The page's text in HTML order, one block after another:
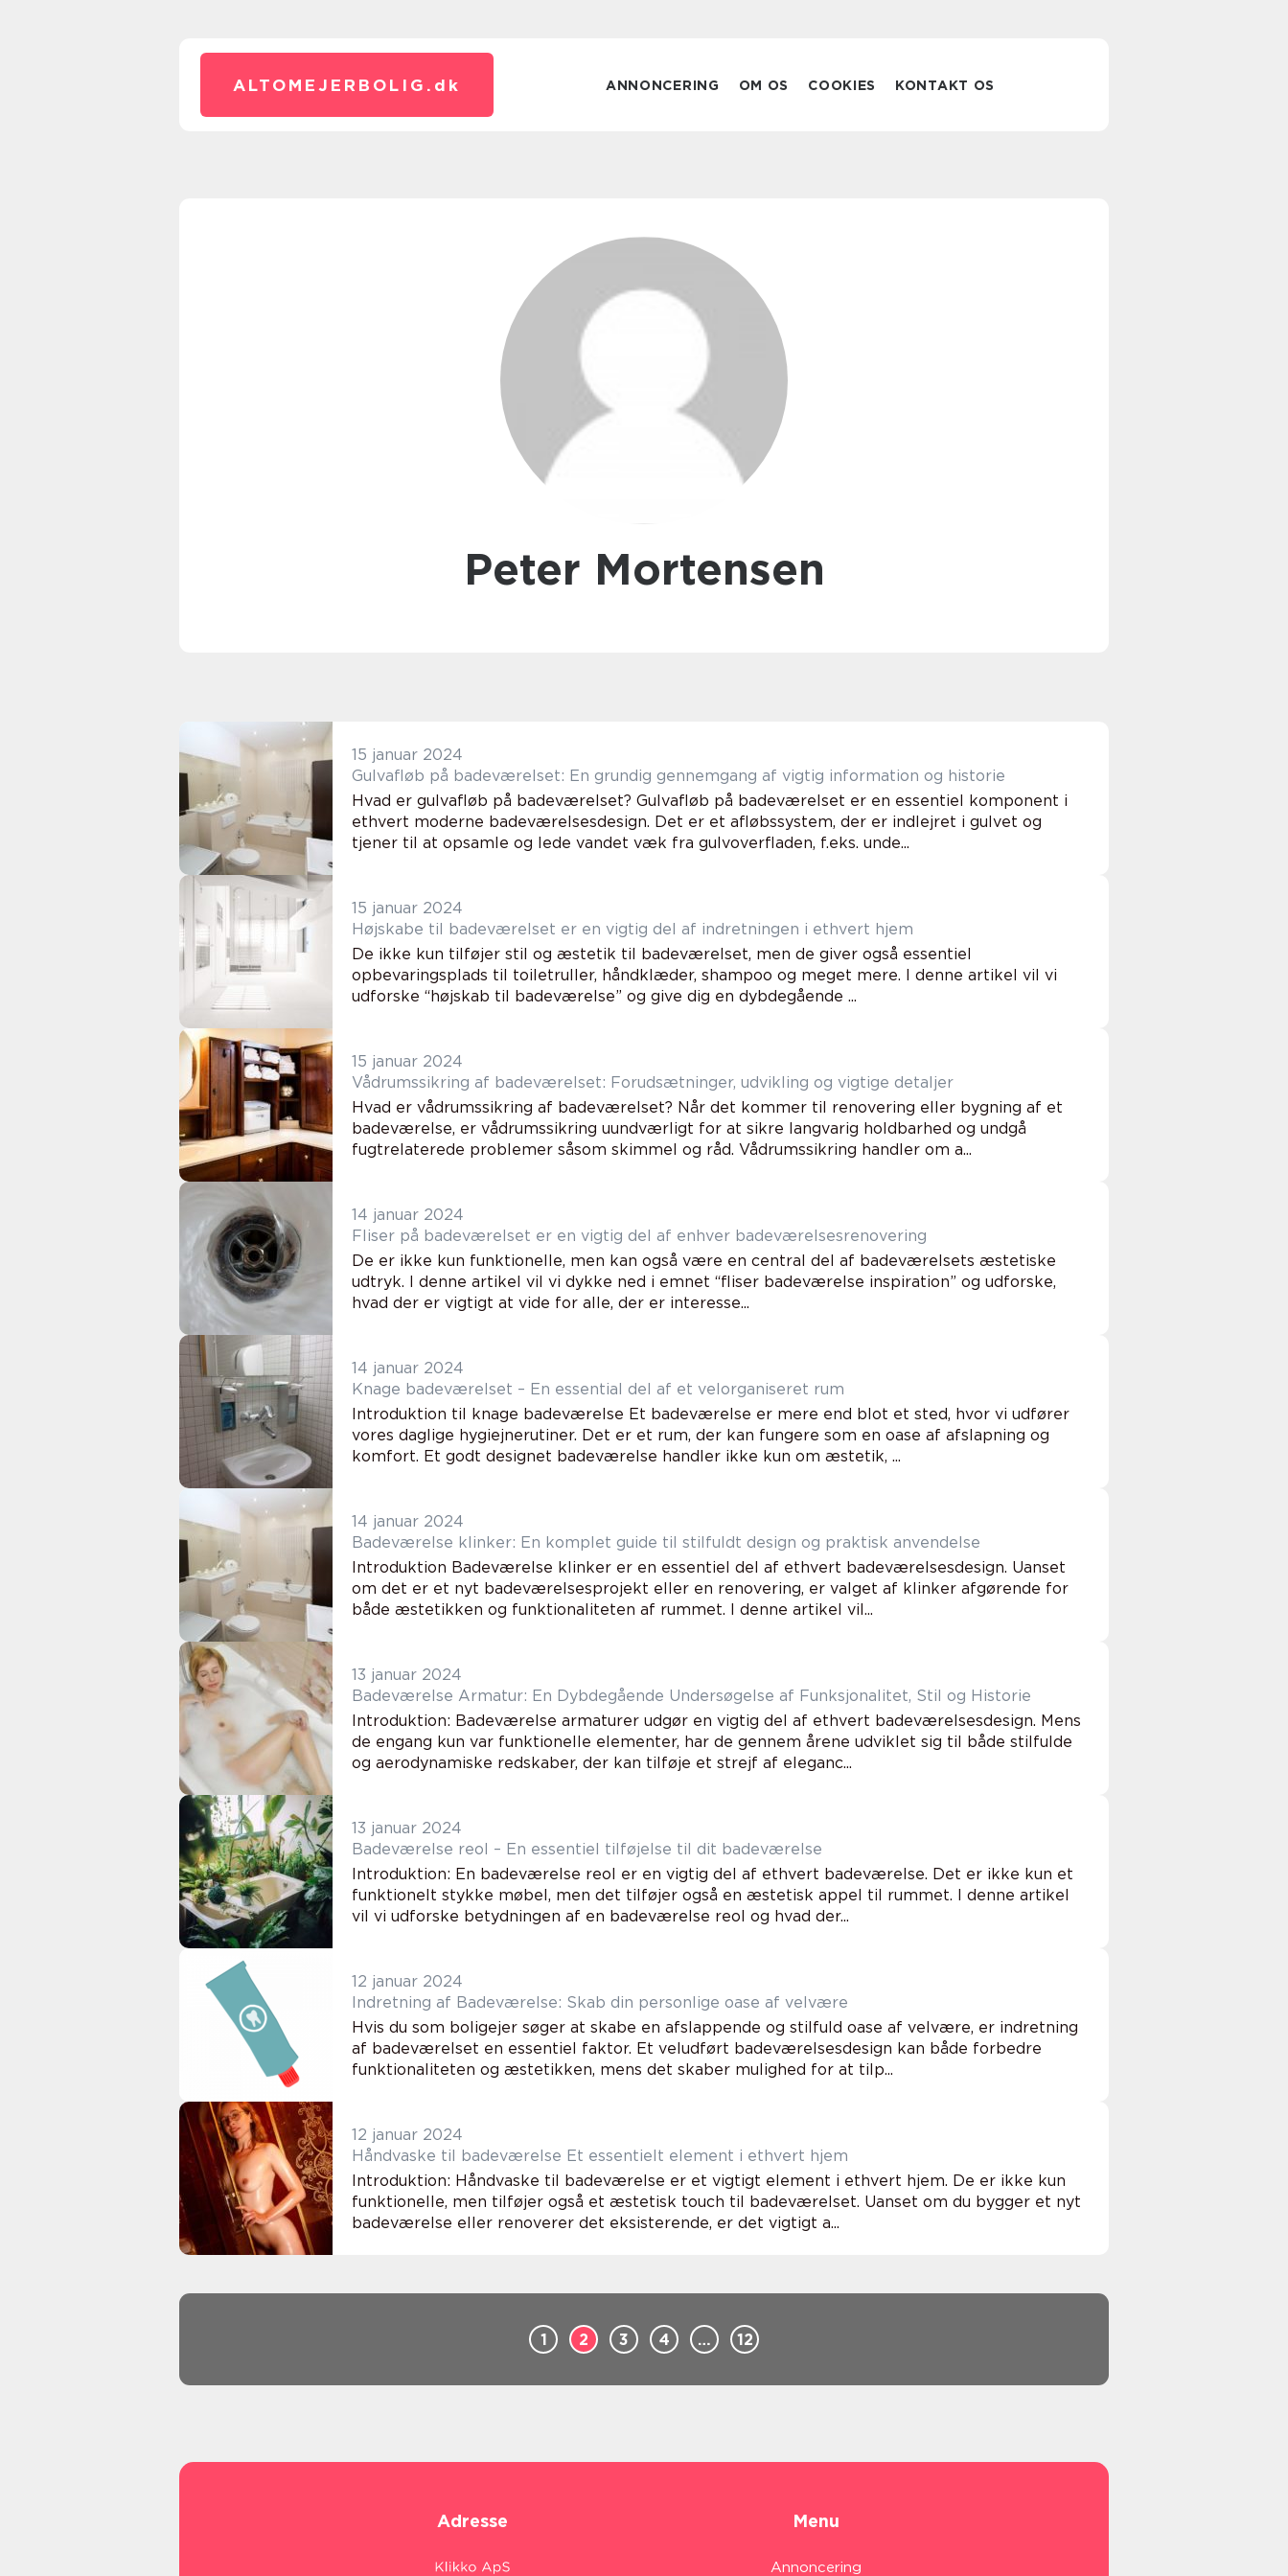
ALTOMEJERBOLIG. dk ANNONCERING OM OS COOKIES KONTAKT OS
Peter Mortensen
15 januar 2024
Gulvafløb på badeværelset: En grundig gennemgang af vigtig information og historie
Hvad er gulvafløb på badeværelset? Gulvafløb på badeværelset er en essentiel komponent i
ethvert moderne badeværelsesdesign. Det er et afløbssystem, der er indlejret i gulvet og
tjener til at opsamle og lede vandet væk fra gulvoverfladen, f.eks. unde...
15 januar 2024
Højskabe til badeværelset er en vigtig del af indretningen i ethvert hjem
De ikke kun tilføjer stil og æstetik til badeværelset, men de giver også essentiel
opbevaringsplads til toiletruller, håndklæder, shampoo og meget mere. I denne artikel vil vi
udforske “højskab til badeværelse” og give dig en dybdegående ...
15 januar 2024
Vådrumssikring af badeværelset: Forudsætninger, udvikling og vigtige detaljer
Hvad er vådrumssikring af badeværelset? Når det kommer til renovering eller bygning af et
badeværelse, er vådrumssikring uundværligt for at sikre langvarig holdbarhed og undgå
fugtrelaterede problemer såsom skimmel og råd. Vådrumssikring handler om a...
14 januar 2024
Fliser på badeværelset er en vigtig del af enhver badeværelsesrenovering
De er ikke kun funktionelle, men kan også være en central del af badeværelsets æstetiske
udtryk. I denne artikel vil vi dykke ned i emnet “fliser badeværelse inspiration” og udforske,
hvad der er vigtigt at vide for alle, der er interesse...
14 januar 2024
Knage badeværelset – En essential del af et velorganiseret rum
Introduktion til knage badeværelse Et badeværelse er mere end blot et sted, hvor vi udfører
vores daglige hygiejnerutiner. Det er et rum, der kan fungere som en oase af afslapning og
komfort. Et godt designet badeværelse handler ikke kun om æstetik, ...
14 januar 2024
Badeværelse klinker: En komplet guide til stilfuldt design og praktisk anvendelse
Introduktion Badeværelse klinker er en essentiel del af ethvert badeværelsesdesign. Uanset
om det er et nyt badeværelsesprojekt eller en renovering, er valget af klinker afgørende for
både æstetikken og funktionaliteten af rummet. I denne artikel vil...
13 januar 2024
Badeværelse Armatur: En Dybdegående Undersøgelse af Funksjonalitet, Stil og Historie
Introduktion: Badeværelse armaturer udgør en vigtig del af ethvert badeværelsesdesign. Mens
de engang kun var funktionelle elementer, har de gennem årene udviklet sig til både stilfulde
og aerodynamiske redskaber, der kan tilføje et strejf af eleganc...
13 januar 2024
Badeværelse reol – En essentiel tilføjelse til dit badeværelse
Introduktion: En badeværelse reol er en vigtig del af ethvert badeværelse. Det er ikke kun et
funktionelt stykke møbel, men det tilføjer også en æstetisk appel til rummet. I denne artikel
vil vi udforske betydningen af en badeværelse reol og hvad der...
12 januar 2024
Indretning af Badeværelse: Skab din personlige oase af velvære
Hvis du som boligejer søger at skabe en afslappende og stilfuld oase af velvære, er indretning
af badeværelset en essentiel faktor. Et veludført badeværelsesdesign kan både forbedre
funktionaliteten og æstetikken, mens det skaber mulighed for at tilp...
12 januar 2024
Håndvaske til badeværelse Et essentielt element i ethvert hjem
Introduktion: Håndvaske til badeværelse er et vigtigt element i ethvert hjem. De er ikke kun
funktionelle, men tilføjer også et æstetisk touch til badeværelset. Uanset om du bygger et nyt
badeværelse eller renoverer det eksisterende, er det vigtigt a...
1 2 3 4 … 12
Adresse Menu
Annoncering